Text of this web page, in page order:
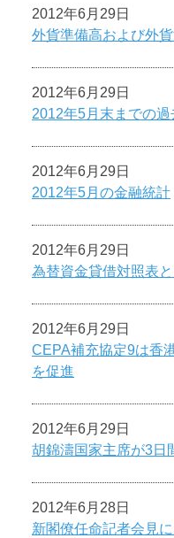
2012年6月29日
外貨準備高および外
2012年6月29日
2012年5月末までの
2012年6月29日
2012年5月の金融統計
2012年6月29日
為替資金貸借対照表
2012年6月29日
CEPA補充協定9は香
を促進
2012年6月29日
胡錦濤国家主席が3日
2012年6月28日
新閣僚任命記者会見